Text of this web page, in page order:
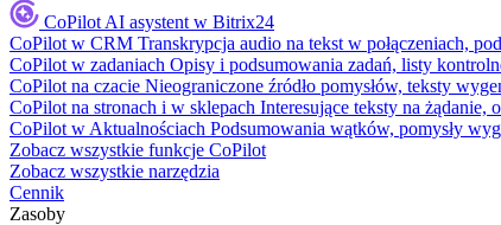
CoPilot AI asystent w Bitrix24
CoPilot w CRM Transkrypcja audio na tekst w połączeniach,
CoPilot w zadaniach Opisy i podsumowania zadań, listy
CoPilot na czacie Nieograniczone źródło pomysłów, teksty
CoPilot na stronach i w sklepach Interesujące teksty na żądanie,
CoPilot w Aktualnościach Podsumowania wątków, pomysły
Zobacz wszystkie funkcje CoPilot
Zobacz wszystkie narzędzia
Cennik
Zasoby